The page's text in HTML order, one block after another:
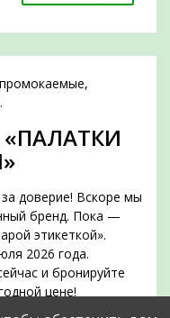
доверие! Вскоре мы
бренд. Пока —
этикеткой».
2026 года.
и бронируйте
цене!
июля 2026 года